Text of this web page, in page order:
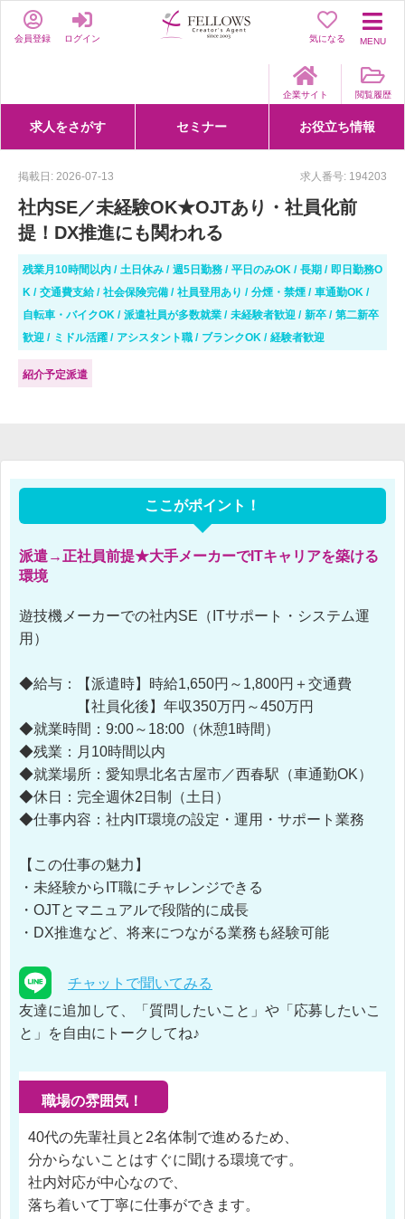
会員登録 ログイン 気になる MENU
企業サイト 閲覧履歴
求人をさがす
詳細条件からさがす
求人特集からさがす
セミナー
セミナーをさがす
クリエイティブNEXT
クリエイターズファーム
e-ラーニング
Fellows Creative Academy
企業研修
お役立ち情報
お役立ち情報一覧
聞くは一時、聞かぬは一生
クリエイターのお仕事図鑑
クリエイターの声
Q&A
企業様向けお役立ち情報
掲載日: 2026-07-13 求人番号: 194203
社内SE／未経験OK★OJTあり・社員化前
提！DX推進にも関われる
残業月10時間以内 土日休み 週5日勤務 平日のみOK 長期
即日勤務O
K
交通費支給 社会保険完備 社員登用あり 分煙・禁煙
車通勤OK
自転車・バイクOK
派遣社員が多数就業 未経験者歓迎 新卒
第二新卒
歓迎
ミドル活躍 アシスタント職 ブランクOK 経験者歓迎
紹介予定派遣
ここがポイント！
派遣→正社員前提★大手メーカーでITキャリアを築ける
環境
遊技機メーカーでの社内SE（ITサポート・システム運
用）
◆給与：【派遣時】時給1,650円～1,800円＋交通費
【社員化後】年収350万円～450万円
◆就業時間：9:00～18:00（休憩1時間）
◆残業：月10時間以内
◆就業場所：愛知県北名古屋市／西春駅（車通勤OK）
◆休日：完全週休2日制（土日）
◆仕事内容：社内IT環境の設定・運用・サポート業務
【この仕事の魅力】
・未経験からIT職にチャレンジできる
・OJTとマニュアルで段階的に成長
・DX推進など、将来につながる業務も経験可能
チャットで聞いてみる
友達に追加して、「質問したいこと」や「応募したいこ
と」を自由にトークしてね♪
職場の雰囲気！
40代の先輩社員と2名体制で進めるため、
分からないことはすぐに聞ける環境です。
社内対応が中心なので、
落ち着いて丁寧に仕事ができます。